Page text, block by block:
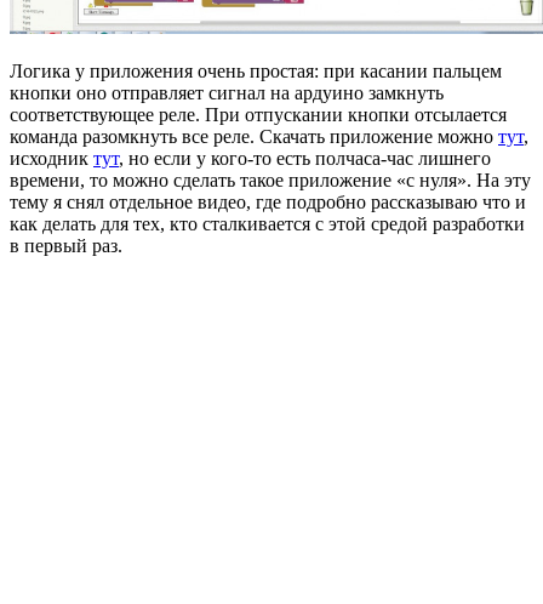
Логика у приложения очень простая: при касании пальцем
кнопки оно отправляет сигнал на ардуино замкнуть
соответствующее реле. При отпускании кнопки отсылается
команда разомкнуть все реле. Скачать приложение можно тут,
исходник тут, но если у кого-то есть полчаса-час лишнего
времени, то можно сделать такое приложение «с нуля». На эту
тему я снял отдельное видео, где подробно рассказываю что и
как делать для тех, кто сталкивается с этой средой разработки
в первый раз.